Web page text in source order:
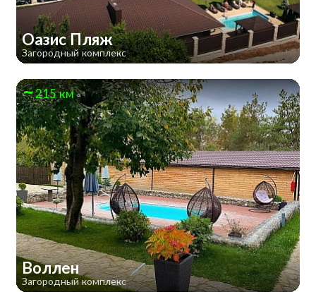
Оазис Пляж
Загородный комплекс
215 км
Воллен
Загородный комплекс